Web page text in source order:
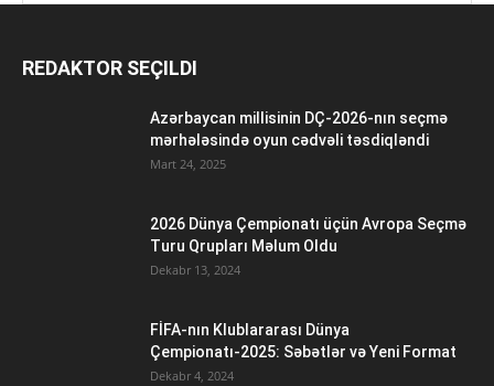
REDAKTOR SEÇILDI
Azərbaycan millisinin DÇ-2026-nın seçmə
mərhələsində oyun cədvəli təsdiqləndi
Mart 24, 2025
2026 Dünya Çempionatı üçün Avropa Seçmə
Turu Qrupları Məlum Oldu
Dekabr 13, 2024
FİFA-nın Klublararası Dünya
Çempionatı-2025: Səbətlər və Yeni Format
Dekabr 4, 2024